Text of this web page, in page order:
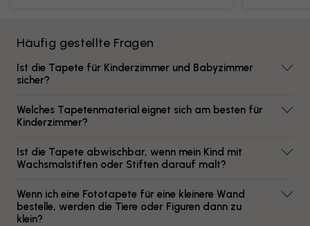
Häufig gestellte Fragen
Ist die Tapete für Kinderzimmer und Babyzimmer
sicher?
Welches Tapetenmaterial eignet sich am besten für
Kinderzimmer?
Ist die Tapete abwischbar, wenn mein Kind mit
Wachsmalstiften oder Stiften darauf malt?
Wenn ich eine Fototapete für eine kleinere Wand
bestelle, werden die Tiere oder Figuren dann zu
klein?